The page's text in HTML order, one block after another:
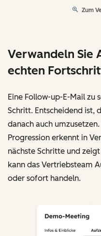
Zum
Verwandeln Sie
echten
Eine Follow-up-E-Mail zu
Schritt. Entscheidend ist,
danach auch
Progression erkennt in
nächste Schritte und
kann das Vertriebsteam
oder sofort handeln.